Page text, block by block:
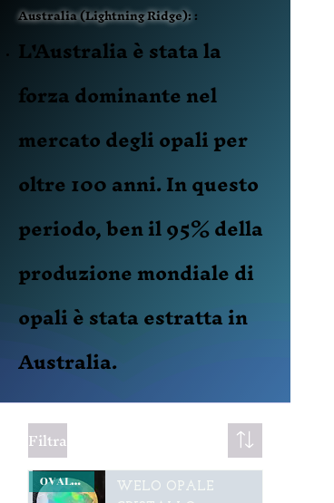
Australia (Lightning Ridge)::
L'Australia è stata la
forza dominante nel
mercato degli opali per
oltre 100 anni. In questo
periodo, ben il 95% della
produzione mondiale di
opali è stata estratta in
Australia.
Filtra
OVALE **SPECIALE TOP COLORPLAY"
WELO OPALE